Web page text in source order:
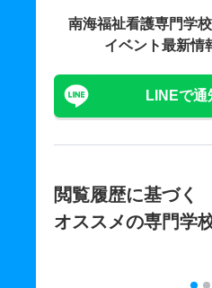
南海福祉看護専門学
イベント最新情
LINEで通
閲覧履歴に基づく
オススメの専門学